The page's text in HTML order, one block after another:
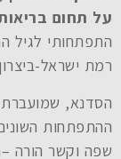
על תחום
התפתחותי לגיל
רמת ישראל-
הסדנא,
ההתפתחות
שפה וקשר הורה